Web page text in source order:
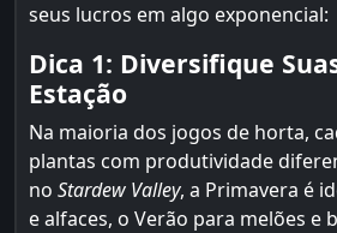
seus lucros em algo exponencial:
Dica 1: Diversifique
Estação
Na maioria dos jogos de horta,
plantas com produtividade
no Stardew Valley, a Primavera é
e alfaces, o Verão para melões e